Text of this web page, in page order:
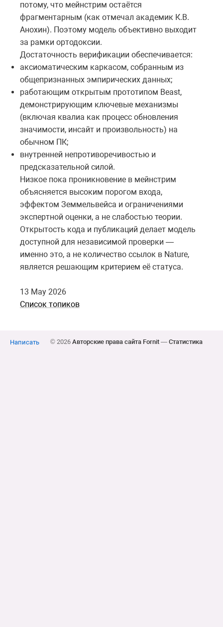
потому, что мейнстрим остаётся
фрагментарным (как отмечал академик К.В.
Анохин). Поэтому модель объективно выходит
за рамки ортодоксии.
Достаточность верификации обеспечивается:
аксиоматическим каркасом, собранным из
общепризнанных эмпирических данных;
работающим открытым прототипом Beast,
демонстрирующим ключевые механизмы
(включая квалиа как процесс обновления
значимости, инсайт и произвольность) на
обычном ПК;
внутренней непротиворечивостью и
предсказательной силой.
Низкое пока проникновение в мейнстрим
объясняется высоким порогом входа,
эффектом Земмельвейса и ограничениями
экспертной оценки, а не слабостью теории.
Открытость кода и публикаций делает модель
доступной для независимой проверки —
именно это, а не количество ссылок в Nature,
является решающим критерием её статуса.
13 May 2026
Список топиков
Написать © 2026 Авторские права сайта Fornit— Статистика